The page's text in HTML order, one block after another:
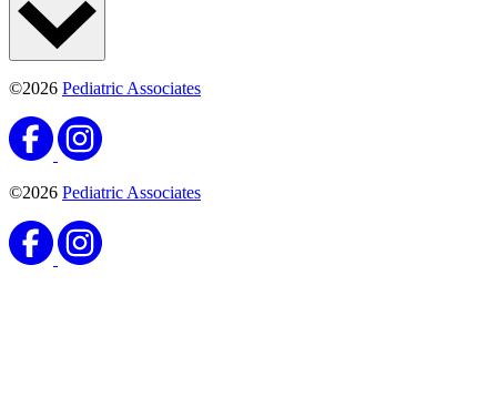
©2026 Pediatric Associates
©2026 Pediatric Associates